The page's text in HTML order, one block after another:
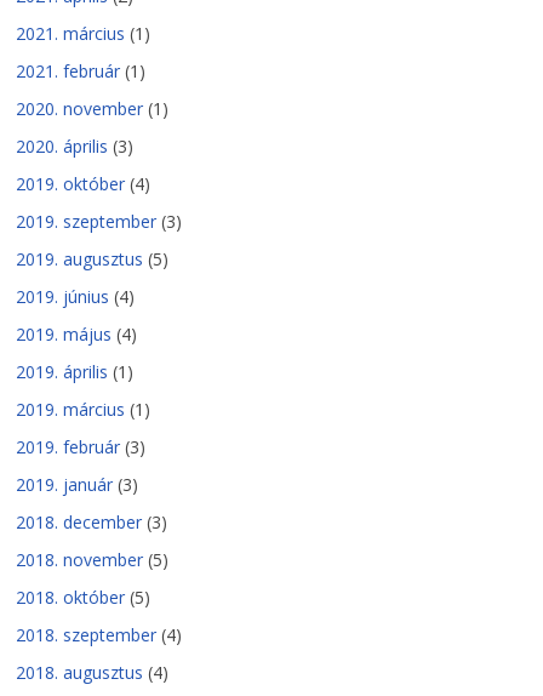
2021. március (1)
2021. február (1)
2020. november (1)
2020. április (3)
2019. október (4)
2019. szeptember (3)
2019. augusztus (5)
2019. június (4)
2019. május (4)
2019. április (1)
2019. március (1)
2019. február (3)
2019. január (3)
2018. december (3)
2018. november (5)
2018. október (5)
2018. szeptember (4)
2018. augusztus (4)